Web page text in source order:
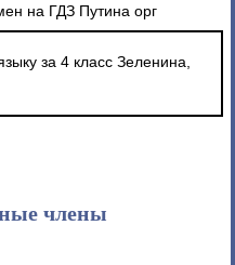
на ГДЗ Путина орг
за 4 класс Зеленина,
члены